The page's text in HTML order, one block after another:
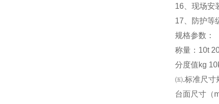
16 、现场
17 、防护
规格参数：
称量：10t
分度值kg
㈤.标准尺寸
台面尺寸（